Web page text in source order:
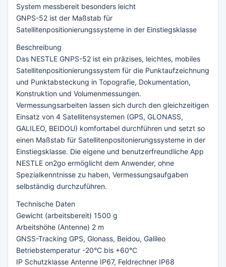
System messbereit besonders leicht
GNPS-52 ist der Maßstab für
Satellitenpositionierungssysteme in der Einstiegsklasse
Beschreibung
Das NESTLE GNPS-52 ist ein präzises, leichtes, mobiles
Satellitenpositionierungssystem für die Punktaufzeichnung
und Punktabsteckung in Topografie, Dokumentation,
Konstruktion und Volumenmessungen.
Vermessungsarbeiten lassen sich durch den gleichzeitigen
Einsatz von 4 Satellitensystemen (GPS, GLONASS,
GALILEO, BEIDOU) komfortabel durchführen und setzt so
einen Maßstab für Satellitenpositonierungssysteme in der
Einstiegsklasse. Die eigene und benutzerfreundliche App
NESTLE on2go ermöglicht dem Anwender, ohne
Spezialkenntnisse zu haben, Vermessungsaufgaben
selbständig durchzuführen.
Technische Daten
Gewicht (arbeitsbereit) 1500 g
Arbeitshöhe (Antenne) 2 m
GNSS-Tracking GPS, Glonass, Beidou, Galileo
Betriebstemperatur -20°C bis +60°C
IP Schutzklasse Antenne IP67, Feldrechner IP68